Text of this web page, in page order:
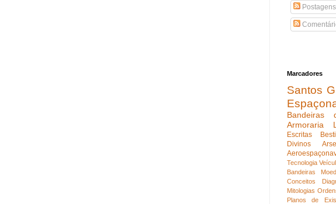
Postagens
Marcadores
Santos
Bandeiras
Armoraria
Escritas
Divinos
Tecnologia
Bandeiras
Conceitos
Mitologias
Planos de